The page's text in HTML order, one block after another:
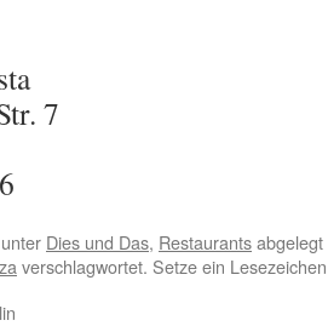
7
Dies und Das, Restaurants
verschlagwortet. Setze ein